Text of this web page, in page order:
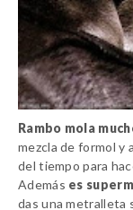
Rambo mola
mezcla de formol y
del tiempo para
Además es
das una metralleta